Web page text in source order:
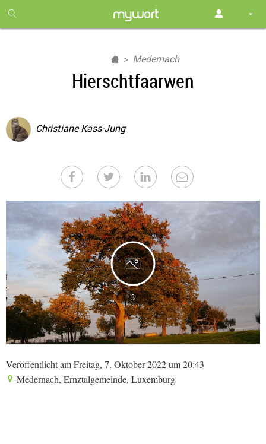
month
free
Medernach
Hierschtfaarwen
Christiane Kass-Jung
3
Veröffentlicht am Freitag, 7. Oktober 2022 um 20:43
Medernach, Ernztalgemeinde, Luxemburg